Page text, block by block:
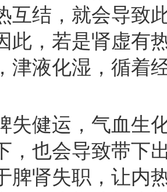
互结，就会导致
此，若是肾虚有
津液化湿，循着
失健运，气血生
，也会导致带下
脾肾失职，让内